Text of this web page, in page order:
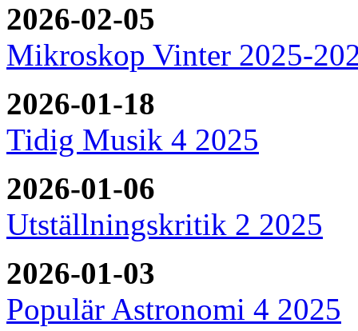
2026-02-05
Mikroskop Vinter 2025-
2026-01-18
Tidig Musik 4 2025
2026-01-06
Utställningskritik 2 2025
2026-01-03
Populär Astronomi 4 2025